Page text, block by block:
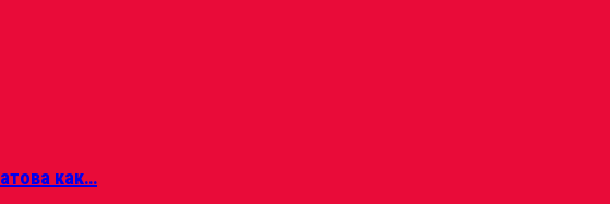
как…